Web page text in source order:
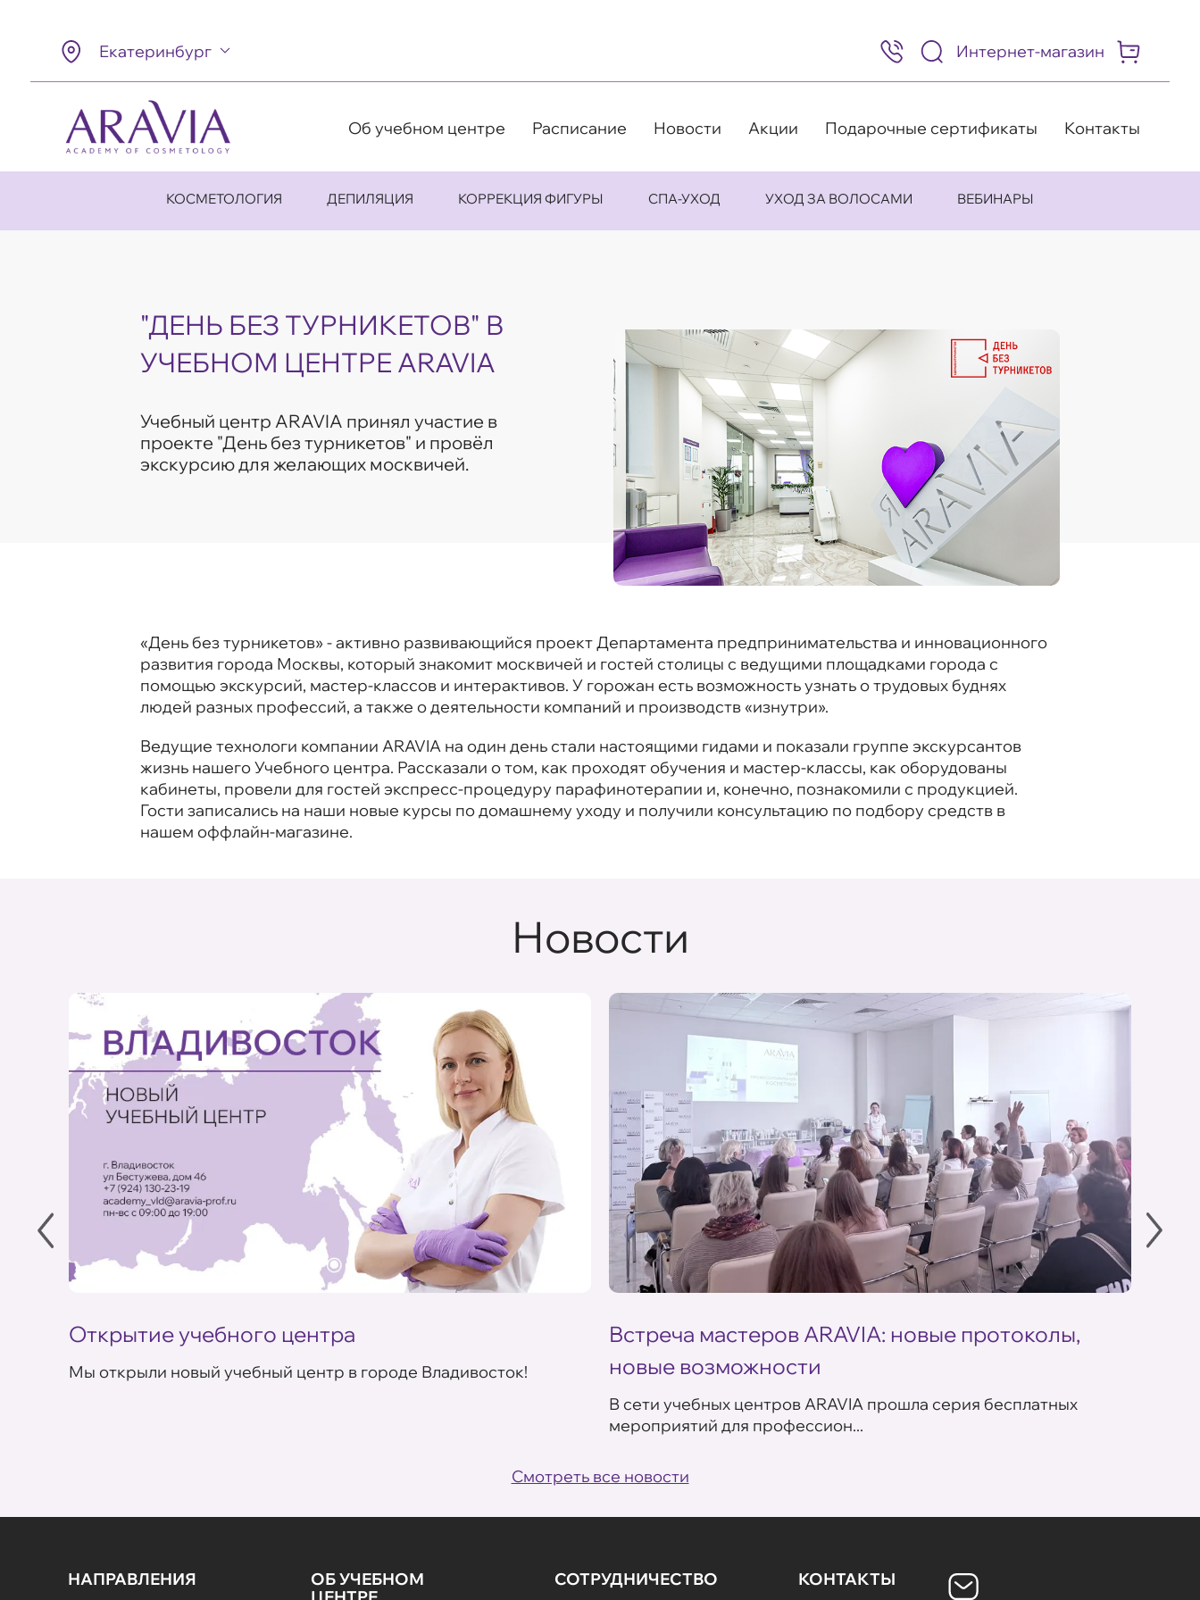
Екатеринбург
8
(495)
505-
98
Интернет-магазин
Об учебном центре Расписание Новости Акции Подарочные сертификаты Контакты
КОСМЕТОЛОГИЯ ДЕПИЛЯЦИЯ КОРРЕКЦИЯ ФИГУРЫ СПА-УХОД УХОД ЗА ВОЛОСАМИ ВЕБИНАРЫ
"ДЕНЬ БЕЗ ТУРНИКЕТОВ" В
УЧЕБНОМ ЦЕНТРЕ ARAVIA
Учебный центр ARAVIA принял участие в
проекте "День без турникетов" и провёл
экскурсию для желающих москвичей.
«День без турникетов» - активно развивающийся проект Департамента предпринимательства и инновационного
развития города Москвы, который знакомит москвичей и гостей столицы с ведущими площадками города с
помощью экскурсий, мастер-классов и интерактивов. У горожан есть возможность узнать о трудовых буднях
людей разных профессий, а также о деятельности компаний и производств «изнутри».
Ведущие технологи компании ARAVIA на один день стали настоящими гидами и показали группе экскурсантов
жизнь нашего Учебного центра. Рассказали о том, как проходят обучения и мастер-классы, как оборудованы
кабинеты, провели для гостей экспресс-процедуру парафинотерапии и, конечно, познакомили с продукцией.
Гости записались на наши новые курсы по домашнему уходу и получили консультацию по подбору средств в
нашем оффлайн-магазине.
Новости
Открытие учебного центра
Мы открыли новый учебный центр в городе Владивосток!
Встреча мастеров ARAVIA: новые протоколы,
новые возможности
В сети учебных центров ARAVIA прошла серия бесплатных
мероприятий для профессион...
Смотреть все новости
НАПРАВЛЕНИЯ
ОБ УЧЕБНОМ
СОТРУДНИЧЕСТВО КОНТАКТЫ